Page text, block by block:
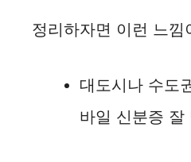
정리하자면 이런 느낌
대도시나 수도
바일 신분증 잘